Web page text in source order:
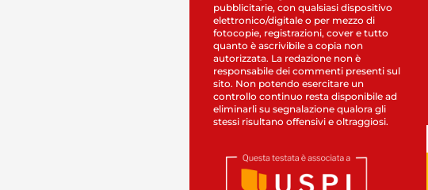
pubblicitarie, con qualsiasi dispositivo
elettronico/digitale o per mezzo di
fotocopie, registrazioni, cover e tutto
quanto è ascrivibile a copia non
autorizzata. La redazione non è
responsabile dei commenti presenti sul
sito. Non potendo esercitare un
controllo continuo resta disponibile ad
eliminarli su segnalazione qualora gli
stessi risultano offensivi e oltraggiosi.